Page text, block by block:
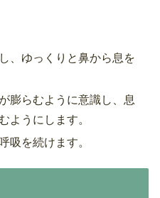
、ゆっくりと鼻から息を
膨らむように意識し、息
ようにします。
吸を続けます。